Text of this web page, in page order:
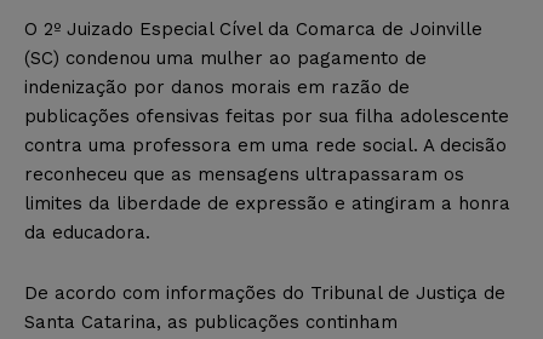
O 2º Juizado Especial Cível da Comarca de Joinville
(SC) condenou uma mulher ao pagamento de
indenização por danos morais em razão de
publicações ofensivas feitas por sua filha adolescente
contra uma professora em uma rede social. A decisão
reconheceu que as mensagens ultrapassaram os
limites da liberdade de expressão e atingiram a honra
da educadora.
De acordo com informações do Tribunal de Justiça de
Santa Catarina, as publicações continham